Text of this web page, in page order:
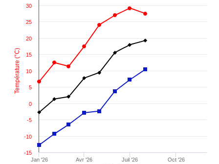
Température (°C)
Jan '26 Avr '26 Juil '26 Oct '26
-15
-10
-5
0
5
10
15
20
25
30